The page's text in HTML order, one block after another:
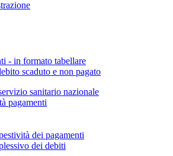
- in formato tabellare
scaduto e non pagato
sanitario nazionale
pagamenti
dei pagamenti
dei debiti